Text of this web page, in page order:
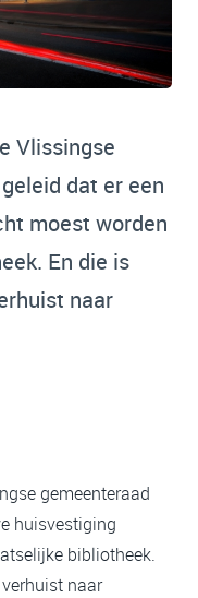
Vlissingse
dat er een
moest worden
En die is
naar
gemeenteraad
huisvestiging
bibliotheek.
naar